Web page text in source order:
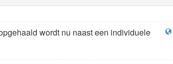
wordt nu naast een individuele